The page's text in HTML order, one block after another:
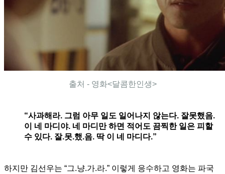
출처 - 영화<달콤한인생>
“사과해라. 그럼 아무 일도 일어나지 않는다. 잘못했음.
이 네 마디야. 네 마디만 하면 적어도 끔찍한 일은 피할
수 있다. 잘.못.했.음. 딱 이 네 마디다.”
하지만 김선우는 “그.냥.가.라.” 이렇게 응수하고 영화는 파국